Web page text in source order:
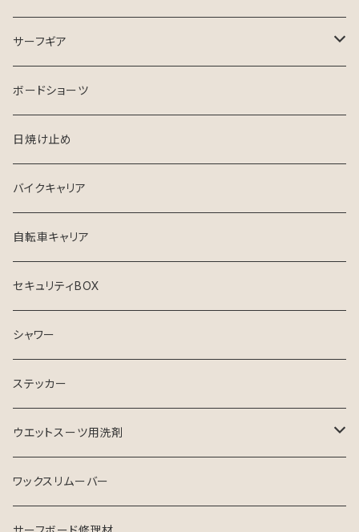
FinsOut
フューチャータブ
HURLEY ウエットスーツ
2024 SPRING SUMMER
BGZウエットスーツ
USED ウエットスーツ
VISSLA
サーフギア
リーシュコード
FCS
クリエイチャーズ
デッキパッチ
サーフボードケース
ボードショーツ
日焼け止め
バイクキャリア
自転車キャリア
セキュリティBOX
シャワー
ステッカー
ウエットスーツ用洗剤
シャンプー
ソフナー
ワックスリムーバー